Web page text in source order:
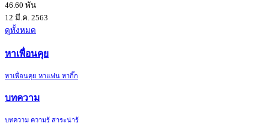
46.60 พัน
12 มี.ค. 2563
ดูทั้งหมด
หาเพื่อนคุย
หาเพื่อนคุย หาแฟน หากิ๊ก
บทความ
บทความ ความรู้ สาระน่ารู้